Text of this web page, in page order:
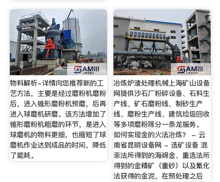
物料解析-详情向您推荐新的工
艺方法，主要是经过磨粉机磨粉
后，进入锥形磨粉机预磨，后再
进入球磨机研磨。该方法增加了
锥形磨粉机粗磨的环节，是进入
球磨机的物料更细，也缩短了球
磨机作业达到成品的时间，降低
了能耗。
冶炼炉渣处理机械上海矿山设备
网提供沙石厂粉碎设备、石料生
产线、矿石磨粉线、制砂生产
线、磨粉生产线、建筑垃圾回收
等多项磨粉筛分一条龙服务。
如何实现金的火法冶炼？ - 云
南省昆明设备网 - 选矿设备 混
汞法所得到的海绵金、重选法所
得到的金精矿（重砂）以及氰化
法获得的金泥，在预处理之后